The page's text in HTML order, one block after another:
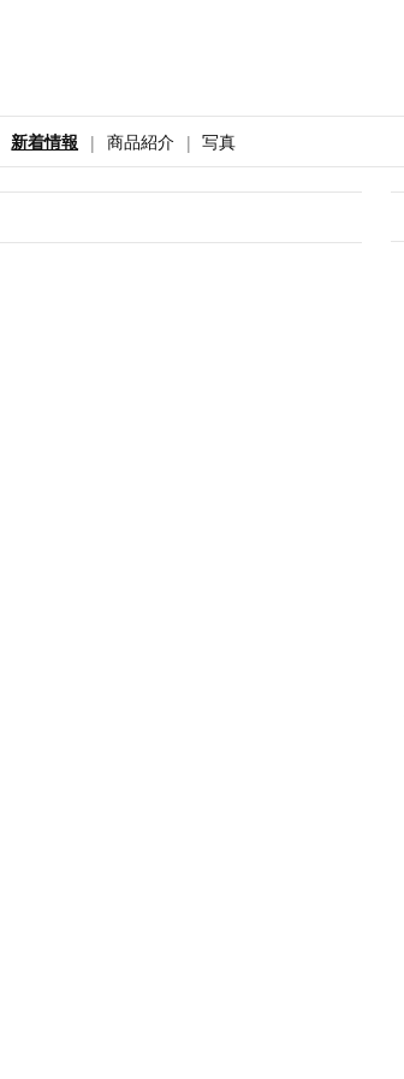
新着情報 商品紹介 写真